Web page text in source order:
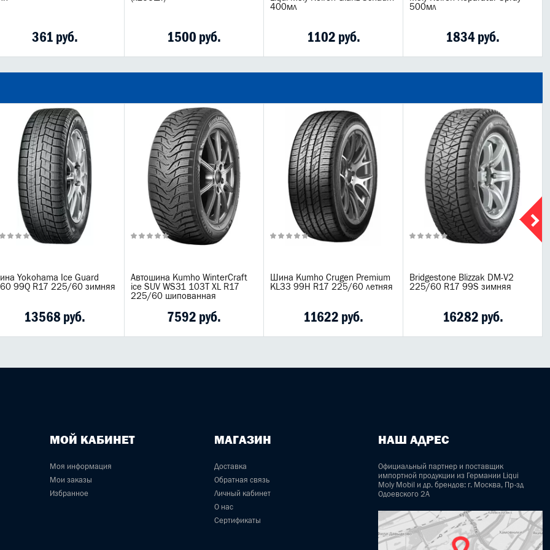
361 руб. 1500 руб.
400мл
1102 руб.
500мл
1834 руб.
Yokohama Ice Guard
99Q R17 225/60 зимняя
13568 руб.
Автошина Kumho WinterCraft
ice SUV WS31 103T XL R17
225/60 шипованная
7592 руб.
Шина Kumho Crugen Premium
KL33 99H R17 225/60 летняя
11622 руб.
Bridgestone Blizzak DM-V2
225/60 R17 99S зимняя
16282 руб.
МОЙ КАБИНЕТ
Моя информация
Мои заказы
Избранное
МАГАЗИН
Доставка
Обратная связь
Личный кабинет
О нас
Сертификаты
НАШ АДРЕС
Официальный партнер и поставщик
импортной продукции из Германии Liqui
Moly Mobil и др. брендов: г. Москва, Пр-зд
Одоевского 2А